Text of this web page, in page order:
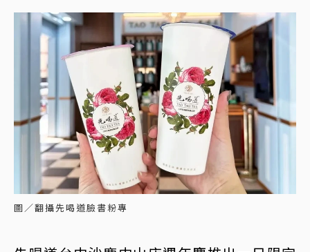
圖／翻攝先喝道臉書粉專